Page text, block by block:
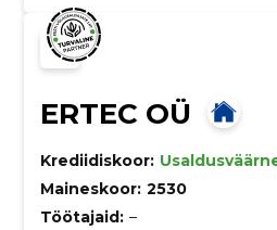
ERTEC OÜ
Krediidiskoor:
Maineskoor: 2530
Töötajaid: –